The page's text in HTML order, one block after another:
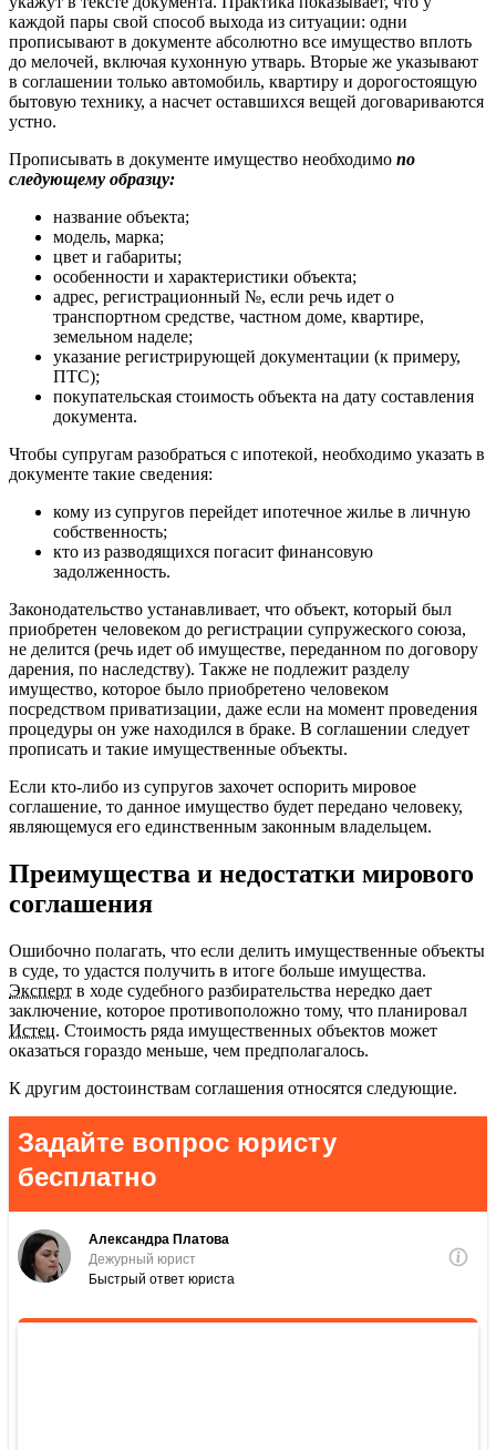
каждой пары свой способ выхода из ситуации: одни
прописывают в документе абсолютно все имущество вплоть
до мелочей, включая кухонную утварь. Вторые же указывают
в соглашении только автомобиль, квартиру и дорогостоящую
бытовую технику, а насчет оставшихся вещей договариваются
устно.
Прописывать в документе имущество необходимо по
следующему образцу:
название объекта;
модель, марка;
цвет и габариты;
особенности и характеристики объекта;
адрес, регистрационный №, если речь идет о
транспортном средстве, частном доме, квартире,
земельном наделе;
указание регистрирующей документации (к примеру,
ПТС);
покупательская стоимость объекта на дату составления
документа.
Чтобы супругам разобраться с ипотекой, необходимо указать в
документе такие сведения:
кому из супругов перейдет ипотечное жилье в личную
собственность;
кто из разводящихся погасит финансовую
задолженность.
Законодательство устанавливает, что объект, который был
приобретен человеком до регистрации супружеского союза,
не делится (речь идет об имуществе, переданном по договору
дарения, по наследству). Также не подлежит разделу
имущество, которое было приобретено человеком
посредством приватизации, даже если на момент проведения
процедуры он уже находился в браке. В соглашении следует
прописать и такие имущественные объекты.
Если кто-либо из супругов захочет оспорить мировое
соглашение, то данное имущество будет передано человеку,
являющемуся его единственным законным владельцем.
Преимущества и недостатки мирового
соглашения
Ошибочно полагать, что если делить имущественные объекты
в суде, то удастся получить в итоге больше имущества.
Эксперт в ходе судебного разбирательства нередко дает
заключение, которое противоположно тому, что планировал
Истец. Стоимость ряда имущественных объектов может
оказаться гораздо меньше, чем предполагалось.
К другим достоинствам соглашения относятся следующие.